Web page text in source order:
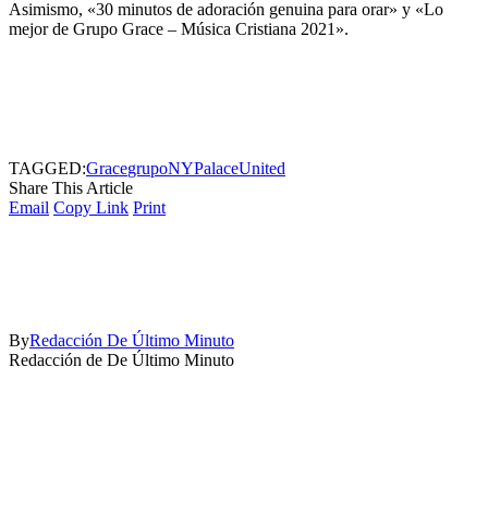
Asimismo, «30 minutos de adoración genuina para orar» y «Lo
mejor de Grupo Grace – Música Cristiana 2021».
TAGGED:GracegrupoNYPalaceUnited
Share This Article
Email Copy Link Print
ByRedacción De Último Minuto
Redacción de De Último Minuto